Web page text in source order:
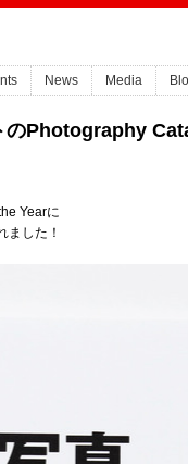
News Media
のPhotography
Yearに
ました！